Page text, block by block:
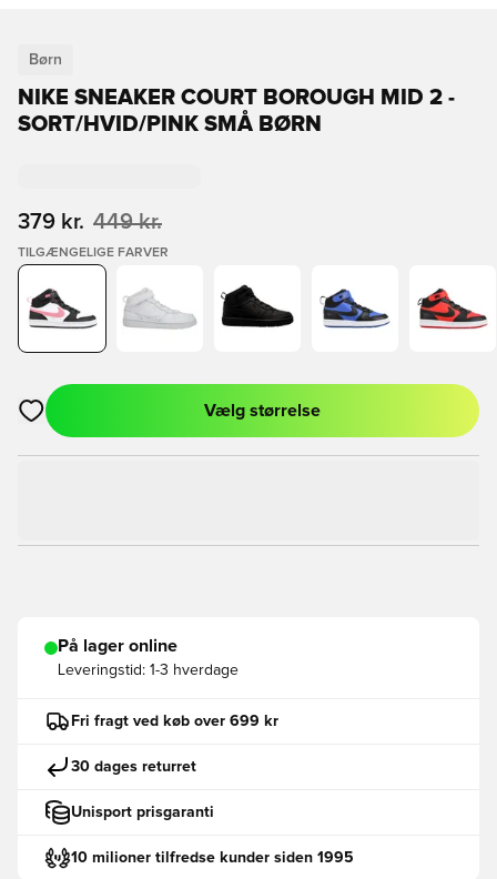
Børn
NIKE SNEAKER COURT BOROUGH MID 2 -
SORT/HVID/PINK SMÅ BØRN
379 kr. 449 kr.
TILGÆNGELIGE FARVER
Åbner en Modal til at logge ind eller tilmelde dig som medlem
Vælg størrelse
På lager online
Leveringstid: 1-3 hverdage
Fri fragt ved køb over 699 kr
30 dages returret
Unisport prisgaranti
10 milioner tilfredse kunder siden 1995